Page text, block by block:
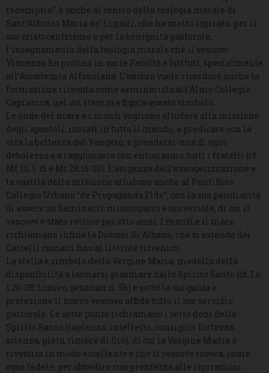
redemptio”, è anche al centro della teologia morale di
Sant’Alfonso Maria de’ Liguori, che ha molto ispirato, per il
suo cristocentrismo e per la benignità pastorale,
l’insegnamento della teologia morale che il vescovo
Vincenzo ha profuso in varie Facoltà e Istituti, specialmente
all’Accademia Alfonsiana. L’ancora vuole ricordare anche la
formazione ricevuta come seminarista all’Almo Collegio
Capranica, nel cui stemma figura questo simbolo.
Le onde del mare e i monti vogliono alludere alla missione
degli apostoli, inviati in tutto il mondo, a predicare con la
vita la bellezza del Vangelo, a prendersi cura di ogni
debolezza e a raggiungere con entusiasmo tutti i fratelli (cf.
Mt 10, 1-15 e Mt 28,16-20). L’esigenza dell’evangelizzazione e
la vastità della missione alludono anche al Pontificio
Collegio Urbano “de Propaganda Fide”, con la sua peculiarità
di essere un Seminario missionario e universale, di cui il
vescovo è stato rettore per otto anni. I monti e il mare
richiamano infine la Diocesi di Albano, che si estende dai
Castelli romani fino al litorale tirrenico.
La stella è simbolo della Vergine Maria, modello della
disponibilità a lasciarsi plasmare dallo Spirito Santo (cf. Lc
1,26-38; Lumen gentium n. 56) e sotto la cui guida e
protezione il nuovo vescovo affida tutto il suo servizio
pastorale. Le sette punte richiamano i sette doni dello
Spirito Santo (sapienza, intelletto, consiglio, fortezza,
scienza, pietà, timore di Dio), di cui la Vergine Madre è
rivestita in modo eccellente e che il vescovo invoca, come
ogni fedele, per obbedire con prontezza alle ispirazioni